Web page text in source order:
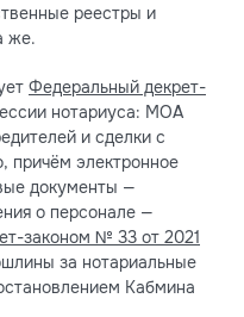
реестры и
же.
Федеральный декрет-
нотариуса: MOA
и сделки с
причём электронное
документы —
о персонале —
законом № 33 от 2021
за нотариальные
Кабмина